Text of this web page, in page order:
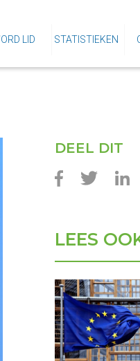
LID STATISTIEKEN
DEEL DIT
LEES